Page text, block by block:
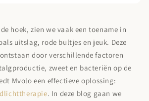
hoek, zien we vaak een toename in
uitslag, rode bultjes en jeuk. Deze
door verschillende factoren
zweet en bacteriën op de
Mvolo een effectieve oplossing:
. In deze blog gaan we